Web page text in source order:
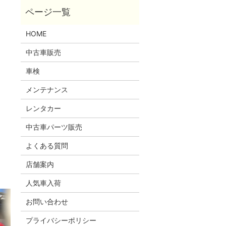
HOME
中古車販売
車検
メンテナンス
レンタカー
中古車パーツ販売
よくある質問
店舗案内
人気車入荷
お問い合わせ
プライバシーポリシー